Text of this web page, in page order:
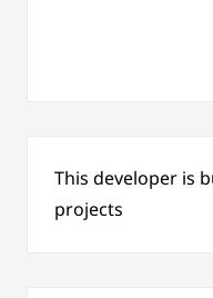
This developer is
projects